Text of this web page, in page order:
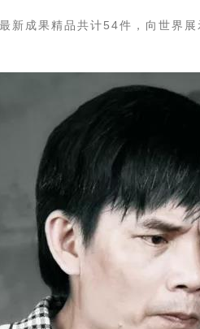
新成果精品共计54件，向世界展